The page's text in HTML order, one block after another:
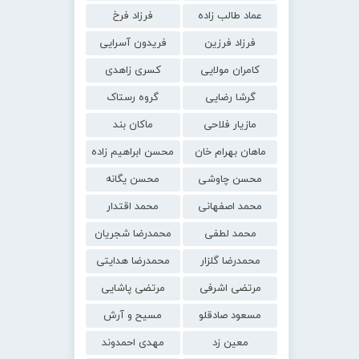
عماد طالب زاده
فرزاد فرخ
فرزاد فرزین
فریدون آسرایی
کامران مولایی
کسری زاهدی
گرشا رضایی
گروه رستاک
مازیار فلاحی
ماکان بند
ماهان بهرام خان
محسن ابراهیم زاده
محسن چاوشی
محسن یگانه
محمد اصفهانی
محمد اقتدار
محمد لطفی
محمدرضا شجریان
محمدرضا گلزار
محمدرضا هدایتی
مرتضی اشرفی
مرتضی پاشایی
مسعود صادقلو
مسیح و آرش
معین زد
مهدی احمدوند